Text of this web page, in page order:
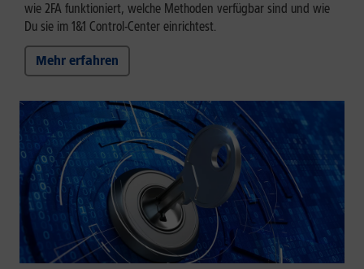
wie 2FA funktioniert, welche Methoden verfügbar sind und wie
Du sie im 1&1 Control-Center einrichtest.
Mehr erfahren